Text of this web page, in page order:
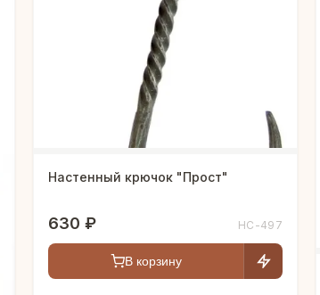
Настенный крючок "Прост"
630 ₽ HC-497
В корзину